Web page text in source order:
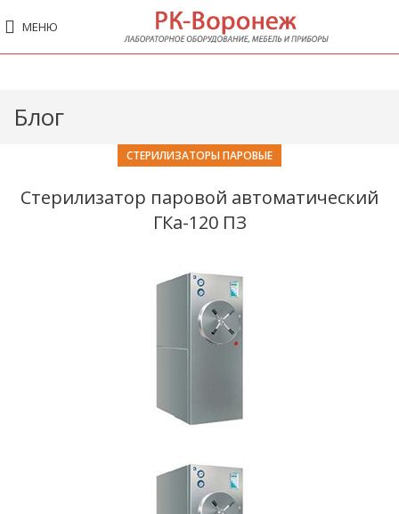
МЕНЮ
Блог
СТЕРИЛИЗАТОРЫ ПАРОВЫЕ
Стерилизатор паровой автоматический
ГКа-120 ПЗ